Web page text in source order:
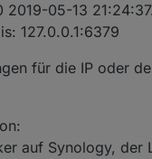
2019-05-13
127.0.0.1:6379
für die IP oder
auf Synology, der